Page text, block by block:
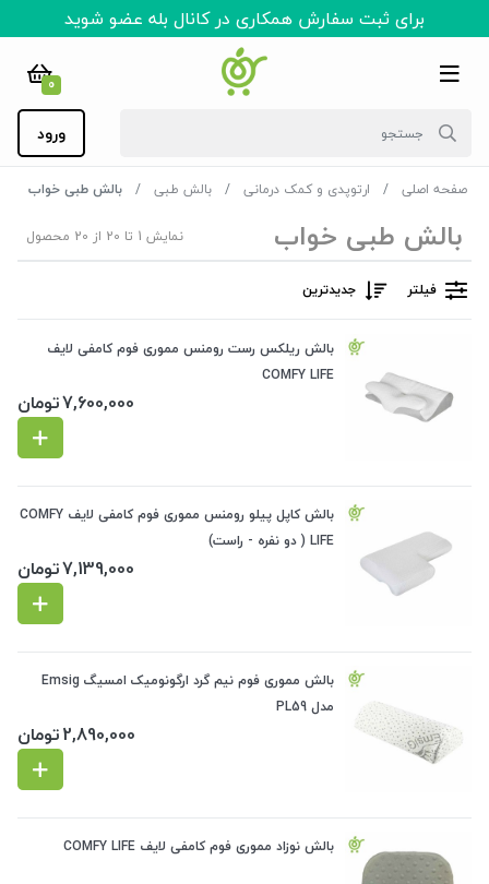
برای ثبت سفارش همکاری در کانال بله عضو شوید
0
ورود
صفحه اصلی ارتوپدی و کمک درمانی بالش طبی بالش طبی خواب
بالش طبی خواب نمایش 1 تا 20 از 20 محصول
فیلتر جدیدترین
بالش ریلکس رست رومنس مموری فوم کامفی لایف
COMFY LIFE
7,600,000تومان
بالش کاپل پیلو رومنس مموری فوم کامفی لایف COMFY
LIFE ( دو نفره - راست)
7,139,000تومان
بالش مموری فوم نیم گرد ارگونومیک امسیگ Emsig
مدل PL59
2,890,000تومان
بالش نوزاد مموری فوم کامفی لایف COMFY LIFE